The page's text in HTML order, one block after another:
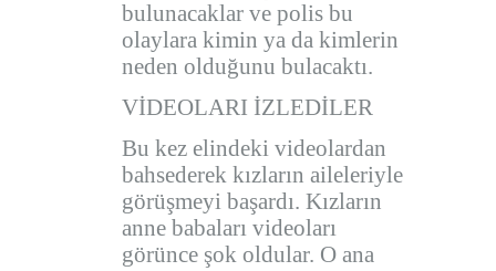
bulunacaklar ve polis bu
olaylara kimin ya da kimlerin
neden olduğunu bulacaktı.
VİDEOLARI İZLEDİLER
Bu kez elindeki videolardan
bahsederek kızların aileleriyle
görüşmeyi başardı. Kızların
anne babaları videoları
görünce şok oldular. O ana